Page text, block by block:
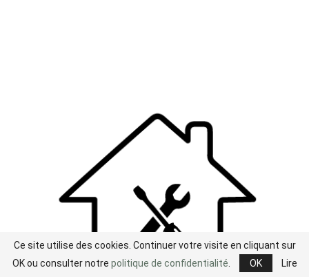
Ce site utilise des cookies. Continuer votre visite en cliquant sur
OK ou consulter notre politique de confidentialité OK Lire